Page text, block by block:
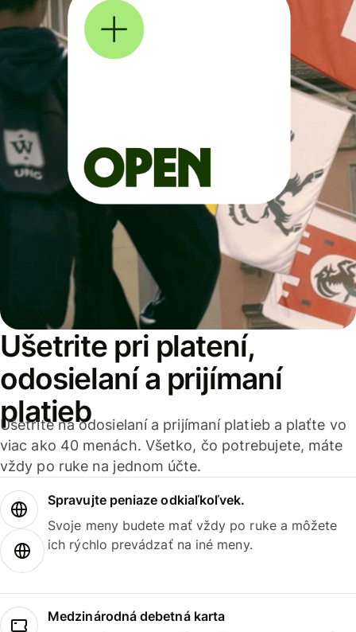
Ušetrite pri platení,
odosielaní a prijímaní
platieb
Ušetrite na odosielaní a prijímaní platieb a plaťte vo
viac ako 40 menách. Všetko, čo potrebujete, máte
vždy po ruke na jednom účte.
Spravujte peniaze odkiaľkoľvek.
Svoje meny budete mať vždy po ruke a môžete
ich rýchlo prevádzať na iné meny.
Medzinárodná debetná karta